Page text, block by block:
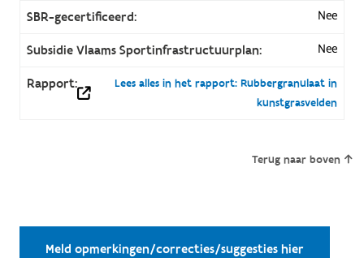
SBR-gecertificeerd: Nee
Subsidie Vlaams Sportinfrastructuurplan: Nee
Rapport:
Lees alles in het rapport: Rubbergranulaat in
kunstgrasvelden
Terug naar boven
Meld opmerkingen/correcties/suggesties hier